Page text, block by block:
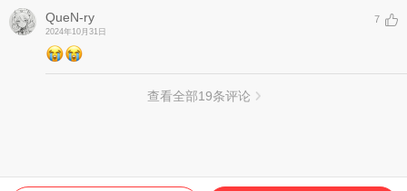
QueN-ry
2024年10月31日
7
查看全部19条评论